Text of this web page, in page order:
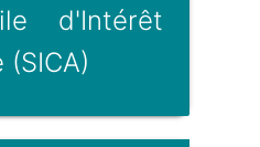
d'Intérêt